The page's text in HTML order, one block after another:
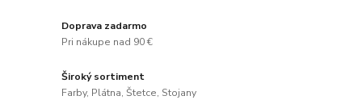
Doprava zadarmo
Pri nákupe nad 90 €
Široký sortiment
Farby, Plátna, Štetce, Stojany